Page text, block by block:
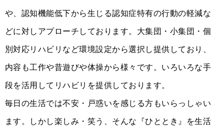
や、認知機能低下から生じる認知症特有の行動の軽減な
どに対しアプローチしております。大集団・小集団・個
別対応リハビリなど環境設定から選択し提供しており、
内容も工作や昔遊びや体操から様々です。いろいろな手
段を活用してリハビリを提供しております。
毎日の生活では不安・戸惑いを感じる方もいらっしゃい
ます。しかし楽しみ・笑う、そんな『ひととき』を生活